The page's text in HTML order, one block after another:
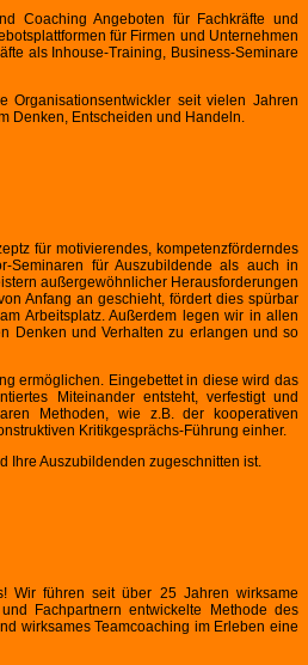
Coaching Angeboten für Fachkräfte und
für Firmen und Unternehmen
als Inhouse-Training, Business-Seminare
Organisationsentwickler seit vielen Jahren
Denken, Entscheiden und Handeln.
für motivierendes, kompetenzförderndes
Seminaren für Auszubildende als auch in
außergewöhnlicher Herausforderungen
Anfang an geschieht, fördert dies spürbar
Arbeitsplatz. Außerdem legen wir in allen
Denken und Verhalten zu erlangen und so
ermöglichen. Eingebettet in diese wird das
Miteinander entsteht, verfestigt und
Methoden, wie z.B. der kooperativen
Kritikgesprächs-Führung einher.
Ihre Auszubildenden zugeschnitten ist.
Wir führen seit über 25 Jahren wirksame
Fachpartnern entwickelte Methode des
wirksames Teamcoaching im Erleben eine